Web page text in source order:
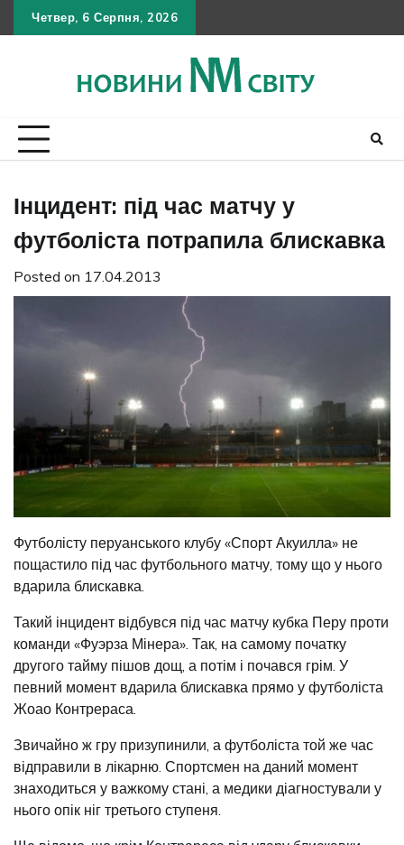
to
Четвер, 6 Серпня, 2026
Інцидент: під час матчу у
футболіста потрапила блискавка
Posted on 17.04.2013
Футболісту перуанського клубу «Спорт Акуилла» не
пощастило під час футбольного матчу, тому що у нього
вдарила блискавка.
Такий інцидент відбувся під час матчу кубка Перу проти
команди «Фуэрза Мінера». Так, на самому початку
другого тайму пішов дощ, а потім і почався грім. У
певний момент вдарила блискавка прямо у футболіста
Жоао Контрераса.
Звичайно ж гру призупинили, а футболіста той же час
відправили в лікарню. Спортсмен на даний момент
знаходиться у важкому стані, а медики діагностували у
нього опік ніг третього ступеня.